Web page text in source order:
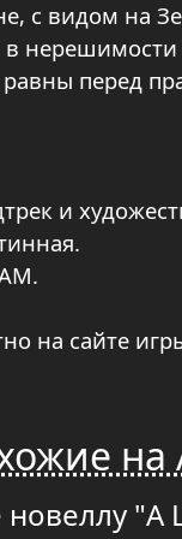
с видом на
нерешимости
перед
и
на сайте
на